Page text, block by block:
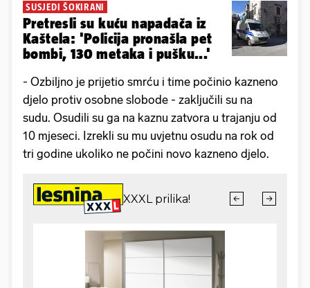
SUSJEDI ŠOKIRANI
Pretresli su kuću napadača iz
Kaštela: 'Policija pronašla pet
bombi, 130 metaka i pušku...'
- Ozbiljno je prijetio smrću i time počinio kazneno
djelo protiv osobne slobode - zaključili su na
sudu. Osudili su ga na kaznu zatvora u trajanju od
10 mjeseci. Izrekli su mu uvjetnu osudu na rok od
tri godine ukoliko ne počini novo kazneno djelo.